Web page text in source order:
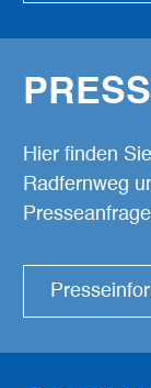
Hier finden
Radfernweg